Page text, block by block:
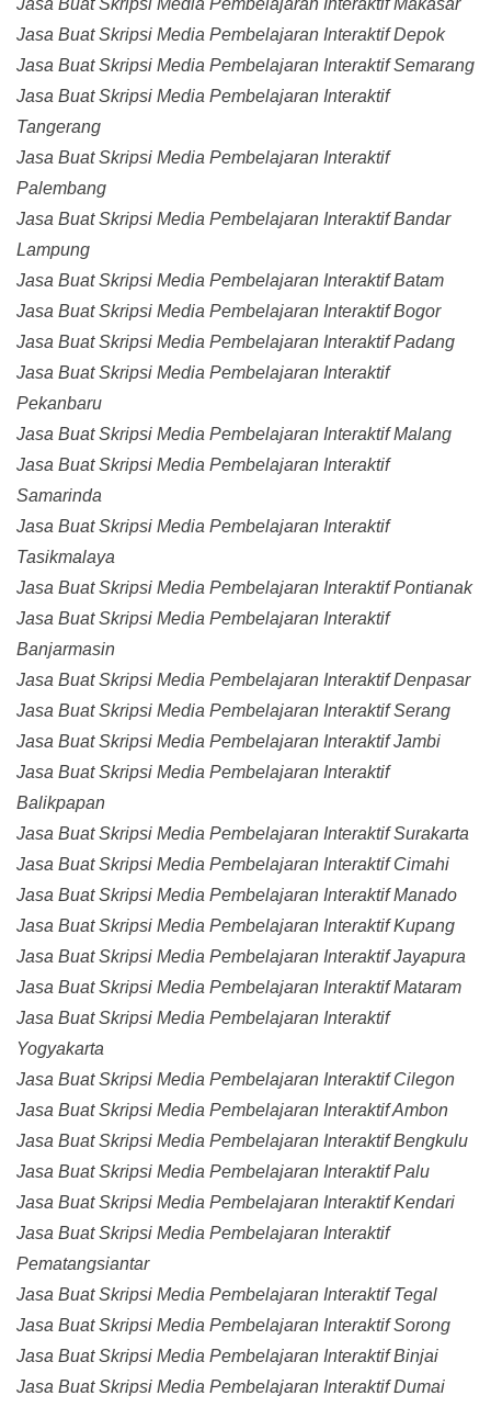
Jasa Buat Skripsi Media Pembelajaran Interaktif Makasar
Jasa Buat Skripsi Media Pembelajaran Interaktif Depok
Jasa Buat Skripsi Media Pembelajaran Interaktif Semarang
Jasa Buat Skripsi Media Pembelajaran Interaktif
Tangerang
Jasa Buat Skripsi Media Pembelajaran Interaktif
Palembang
Jasa Buat Skripsi Media Pembelajaran Interaktif Bandar
Lampung
Jasa Buat Skripsi Media Pembelajaran Interaktif Batam
Jasa Buat Skripsi Media Pembelajaran Interaktif Bogor
Jasa Buat Skripsi Media Pembelajaran Interaktif Padang
Jasa Buat Skripsi Media Pembelajaran Interaktif
Pekanbaru
Jasa Buat Skripsi Media Pembelajaran Interaktif Malang
Jasa Buat Skripsi Media Pembelajaran Interaktif
Samarinda
Jasa Buat Skripsi Media Pembelajaran Interaktif
Tasikmalaya
Jasa Buat Skripsi Media Pembelajaran Interaktif Pontianak
Jasa Buat Skripsi Media Pembelajaran Interaktif
Banjarmasin
Jasa Buat Skripsi Media Pembelajaran Interaktif Denpasar
Jasa Buat Skripsi Media Pembelajaran Interaktif Serang
Jasa Buat Skripsi Media Pembelajaran Interaktif Jambi
Jasa Buat Skripsi Media Pembelajaran Interaktif
Balikpapan
Jasa Buat Skripsi Media Pembelajaran Interaktif Surakarta
Jasa Buat Skripsi Media Pembelajaran Interaktif Cimahi
Jasa Buat Skripsi Media Pembelajaran Interaktif Manado
Jasa Buat Skripsi Media Pembelajaran Interaktif Kupang
Jasa Buat Skripsi Media Pembelajaran Interaktif Jayapura
Jasa Buat Skripsi Media Pembelajaran Interaktif Mataram
Jasa Buat Skripsi Media Pembelajaran Interaktif
Yogyakarta
Jasa Buat Skripsi Media Pembelajaran Interaktif Cilegon
Jasa Buat Skripsi Media Pembelajaran Interaktif Ambon
Jasa Buat Skripsi Media Pembelajaran Interaktif Bengkulu
Jasa Buat Skripsi Media Pembelajaran Interaktif Palu
Jasa Buat Skripsi Media Pembelajaran Interaktif Kendari
Jasa Buat Skripsi Media Pembelajaran Interaktif
Pematangsiantar
Jasa Buat Skripsi Media Pembelajaran Interaktif Tegal
Jasa Buat Skripsi Media Pembelajaran Interaktif Sorong
Jasa Buat Skripsi Media Pembelajaran Interaktif Binjai
Jasa Buat Skripsi Media Pembelajaran Interaktif Dumai